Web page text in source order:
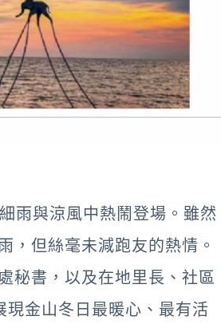
雨與涼風中熱鬧登場。雖然
，但絲毫未減跑友的熱情。
秘書，以及在地里長、社區
金山冬日最暖心、最有活